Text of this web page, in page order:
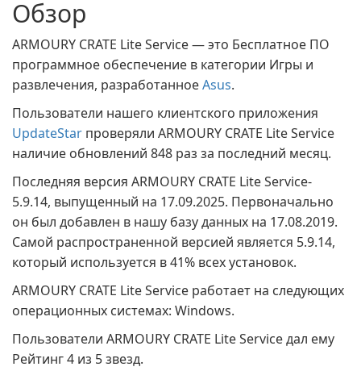
Обзор
ARMOURY CRATE Lite Service — это Бесплатное ПО
программное обеспечение в категории Игры и
развлечения, разработанноеAsus.
Пользователи нашего клиентского приложения
UpdateStar проверяли ARMOURY CRATE Lite Service
наличие обновлений 848 раз за последний месяц.
Последняя версия ARMOURY CRATE Lite Service-
5.9.14, выпущенный на 17.09.2025. Первоначально
он был добавлен в нашу базу данных на 17.08.2019.
Самой распространенной версией является 5.9.14,
который используется в 41% всех установок.
ARMOURY CRATE Lite Service работает на следующих
операционных системах: Windows.
Пользователи ARMOURY CRATE Lite Service дал ему
Рейтинг 4 из 5 звезд.